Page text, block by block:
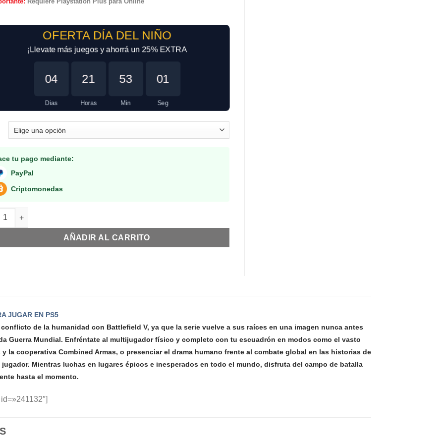
OFERTA DÍA DEL NIÑO
¡Llevate más juegos y ahorrá un 25% EXTRA
04
Dias
21
Horas
53
Min
01
Seg
tu pago mediante:
PayPal
Criptomonedas
V PS5 RETRO cantidad
AÑADIR AL CARRITO
JUGAR EN PS5
de la humanidad con Battlefield V, ya que la serie vuelve a sus raíces en una imagen nunca antes
Guerra Mundial. Enfréntate al multijugador físico y completo con tu escuadrón en modos como el vasto
y la cooperativa Combined Armas, o presenciar el drama humano frente al combate global en las historias de
Mientras luchas en lugares épicos e inesperados en todo el mundo, disfruta del campo de batalla
hasta el momento.